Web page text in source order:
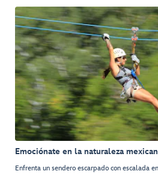
Emociónate en la naturaleza
Enfrenta un sendero escarpado con escalada